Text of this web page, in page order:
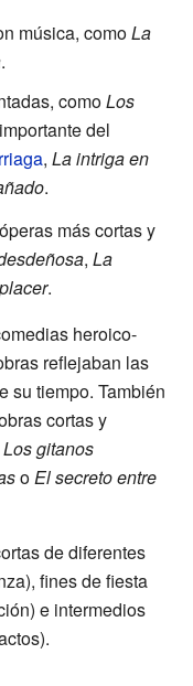
música, comoLa
.
comoLos
del
, La intriga en
.
más cortas y
, La
.
heroico-
reflejaban las
su tiempo. También
cortas y
Los gitanos
oEl secreto entre
de diferentes
fines de fiesta
e intermedios